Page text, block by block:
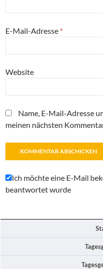
E-Mail-Adresse *
Website
Name, E-Mail-Adresse
meinen nächsten
Ich möchte eine E-Mail
beantwortet wurde